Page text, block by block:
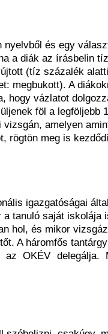
nyelvből és egy
a diák az írásbelin
(tíz százalék
megbukott). A
hogy vázlatot
föl a legföljebb
amelyen
rögtön meg is
igazgatóságai
tanuló saját iskolája
hol, és mikor
A háromfős
OKÉV delegálja.